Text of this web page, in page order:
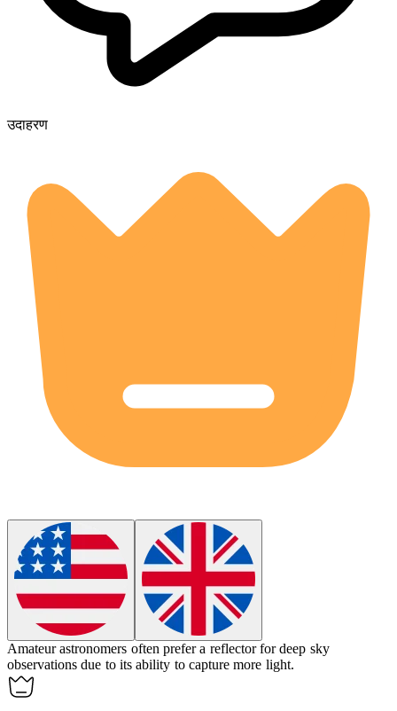
उदाहरण
Amateur astronomers often prefer a reflector for deep sky
observations due to its ability to capture more light.